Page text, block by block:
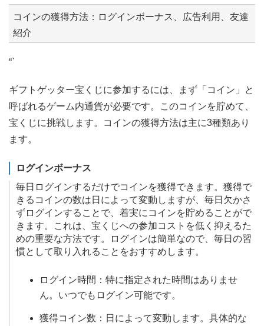
コインの獲得方法：ログインボーナス、広告利用、友達
紹介
“`
ギフトゲッター宝くじに参加するには、まず「コイン」と
呼ばれるゲーム内通貨が必要です。このコインを貯めて、
宝くじに挑戦します。コインの獲得方法は主に3種類あり
ます。
ログインボーナス
毎日ログインするだけでコインを獲得できます。獲得で
きるコインの数は日によって変動しますが、毎日欠かさ
ずログインすることで、着実にコインを貯めることがで
きます。これは、宝くじへの参加コストを低く抑えるた
めの重要な方法です。ログインは簡単なので、毎日の習
慣として取り入れることをおすすめします。
ログイン時間：特に指定された時間はありませ
ん。いつでもログイン可能です。
獲得コイン数：日によって変動します。具体的な